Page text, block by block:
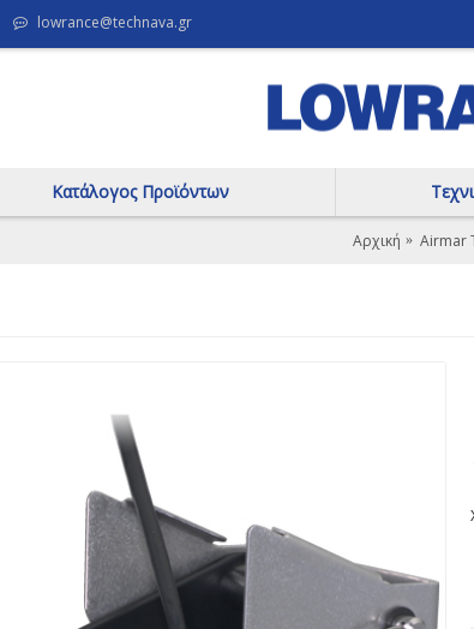
lowrance@technava.gr
Κατάλογος Προϊόντων
Αρχική Airmar